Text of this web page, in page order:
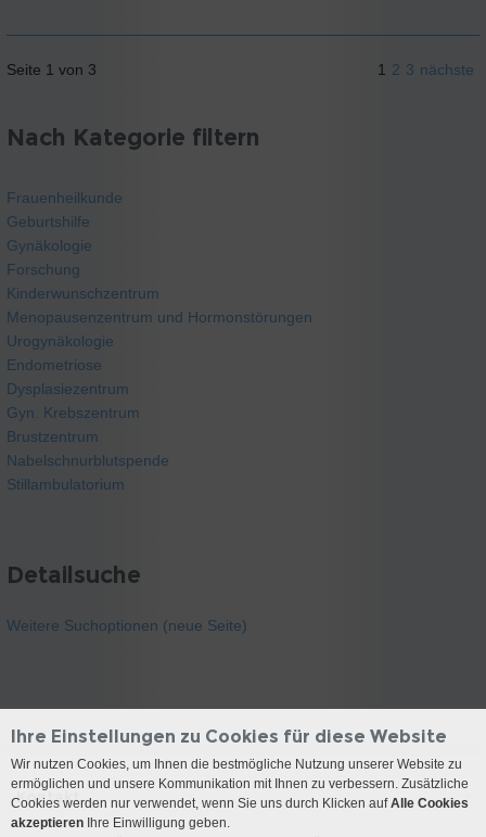
Seite 1 von 3 1 2 3 nächste
Nach Kategorie filtern
Frauenheilkunde
Geburtshilfe
Gynäkologie
Forschung
Kinderwunschzentrum
Menopausenzentrum und Hormonstörungen
Urogynäkologie
Endometriose
Dysplasiezentrum
Gyn. Krebszentrum
Brustzentrum
Nabelschnurblutspende
Stillambulatorium
Detailsuche
Weitere Suchoptionen (neue Seite)
Kontakt
Ihre Einstellungen zu Cookies für diese Website
Wir nutzen Cookies, um Ihnen die bestmögliche Nutzung unserer Website zu
ermöglichen und unsere Kommunikation mit Ihnen zu verbessern. Zusätzliche
Cookies werden nur verwendet, wenn Sie uns durch Klicken aufAlle Cookies
akzeptieren Ihre Einwilligung geben.